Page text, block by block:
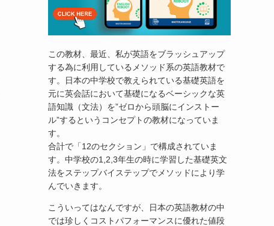
この教材、最近、私が英語をブラッシュアップ
する為に利用しているメソッド系の英語教材で
す。日本の中学校で教えられている基礎英語を
元に英会話において基礎になるベーシックな英
語知識（文法）を”ゼロから頭脳にインストー
ル”するというコンセプトの教材になっていま
す。
合計で「12のセクション」で構成されていま
す。中学校の1,2,3年生の時に学習した基礎英文
法をステップバイステップでメソッドにより学
んでいきます。
こういってはなんですが、日本の英語教材の中
では珍しくコストパフォーマンスに優れた値段